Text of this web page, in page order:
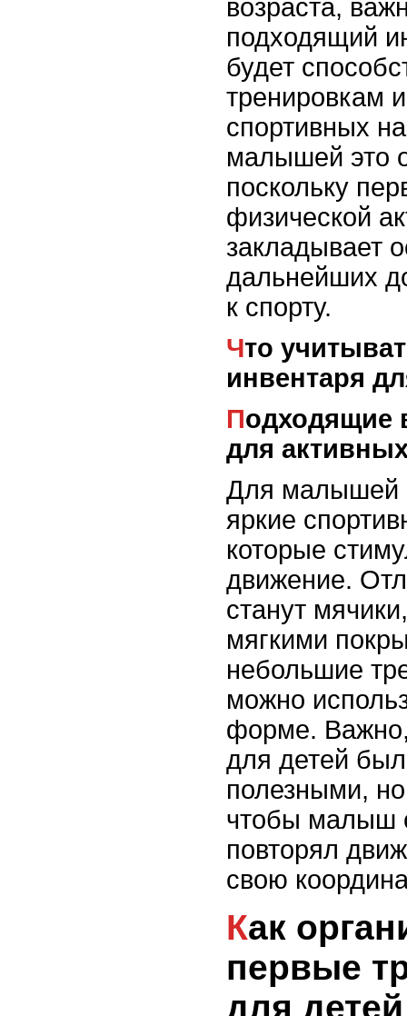
возраста,
подходящий
будет
тренировкам
спортивных
малышей это
поскольку
физической
закладывает
дальнейших
к спорту.
Что учитывать при выборе
инвентаря
Подходящие виды инвентаря
для
Для малышей
яркие
которые
движение.
станут
мягкими
небольшие
можно
форме.
для детей
полезными,
чтобы малыш
повторял
свою
Как организовать
первые
для